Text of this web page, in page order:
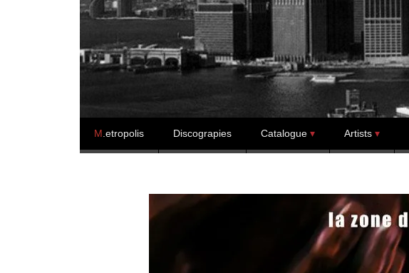
Skip to content
M .etropolis Discograpies Catalogue Artists